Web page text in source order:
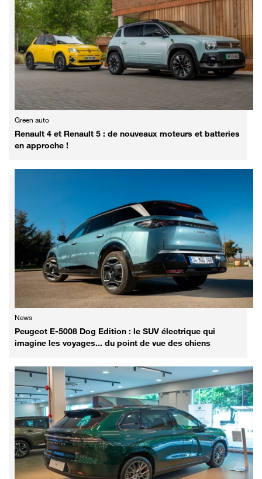
Green auto
Renault 4 et Renault 5 : de nouveaux moteurs et batteries
en approche !
News
Peugeot E-5008 Dog Edition : le SUV électrique qui
imagine les voyages... du point de vue des chiens